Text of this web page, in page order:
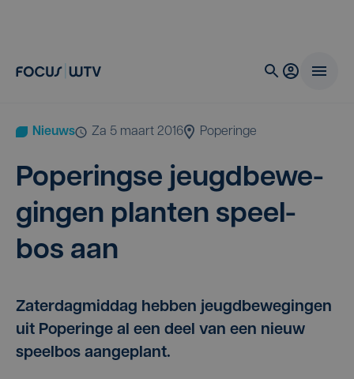
Nieuws za 5 maart 2016 Poperinge
Pope­ring­se jeugd­be­we­
gin­gen plan­ten speel­
bos aan
Zaterdagmiddag hebben jeugdbewegingen
uit Poperinge al een deel van een nieuw
speelbos aangeplant.